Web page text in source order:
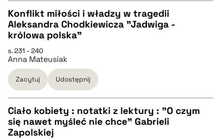
pobierz cytat
CZYSTY TEKST
pobierz cytat
BIBTEX
pobierz cytat
Konflikt miłości i władzy w tragedii
Aleksandra Chodkiewicza "Jadwiga -
królowa polska"
s. 231 - 240
Anna Mateusiak
Zacytuj Udostępnij
CZYSTY TEKST
Ciało kobiety : notatki z lektury : "O czym
się nawet myśleć nie chce" Gabrieli
Zapolskiej